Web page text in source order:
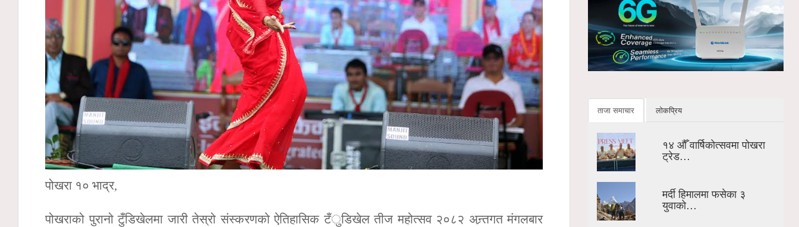
पोखरा १० भाद्र,
पोखराको पुरानो टुँडिखेलमा जारी तेस्रो संस्करणको ऐतिहासिक टँुडिखेल तीज महोत्सव २०८२ अन्र्तगत मंगलबार
ताजा समाचार लोकप्रिय
१४ औँ वार्षिकोत्सवमा पोखरा
ट्रेड…
मर्दी हिमालमा फसेका ३
युवाको…